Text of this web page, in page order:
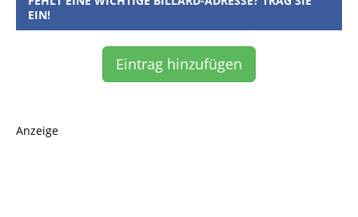
EIN!
Eintrag hinzufügen
Anzeige